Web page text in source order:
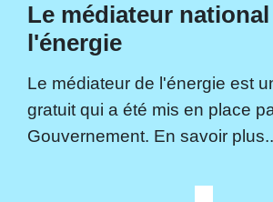
Le médiateur
l'énergie
Le médiateur de l'énergie est
gratuit qui a été mis en place
Gouvernement. En savoir